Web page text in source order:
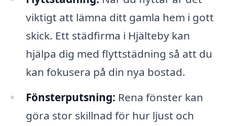
viktigt att lämna ditt gamla hem i gott
skick. Ett städfirma i Hjälteby kan
hjälpa dig med flyttstädning så att du
kan fokusera på din nya bostad.
Fönsterputsning: Rena fönster kan
göra stor skillnad för hur ljust och